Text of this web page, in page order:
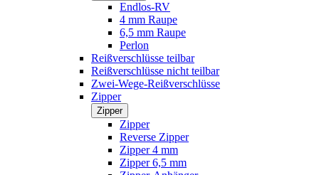
Endlos-RV
4 mm Raupe
6,5 mm Raupe
Perlon
Reißverschlüsse teilbar
Reißverschlüsse nicht teilbar
Zwei-Wege-Reißverschlüsse
Zipper
Zipper
Zipper
Reverse Zipper
Zipper 4 mm
Zipper 6,5 mm